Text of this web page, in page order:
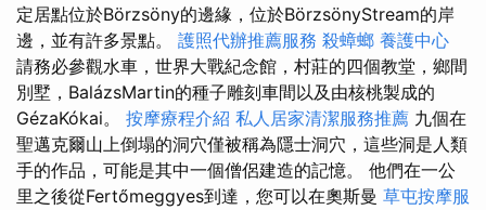
定居點位於Börzsöny的邊緣，位於BörzsönyStream的岸
邊，並有許多景點。 護照代辦推薦服務 殺蟑螂 養護中心
請務必參觀水車，世界大戰紀念館，村莊的四個教堂，鄉間
別墅，BalázsMartin的種子雕刻車間以及由核桃製成的
GézaKókai。 按摩療程介紹 私人居家清潔服務推薦 九個在
聖邁克爾山上倒塌的洞穴僅被稱為隱士洞穴，這些洞是人類
手的作品，可能是其中一個僧侶建造的記憶。 他們在一公
里之後從Fertőmeggyes到達，您可以在奧斯曼 草屯按摩服